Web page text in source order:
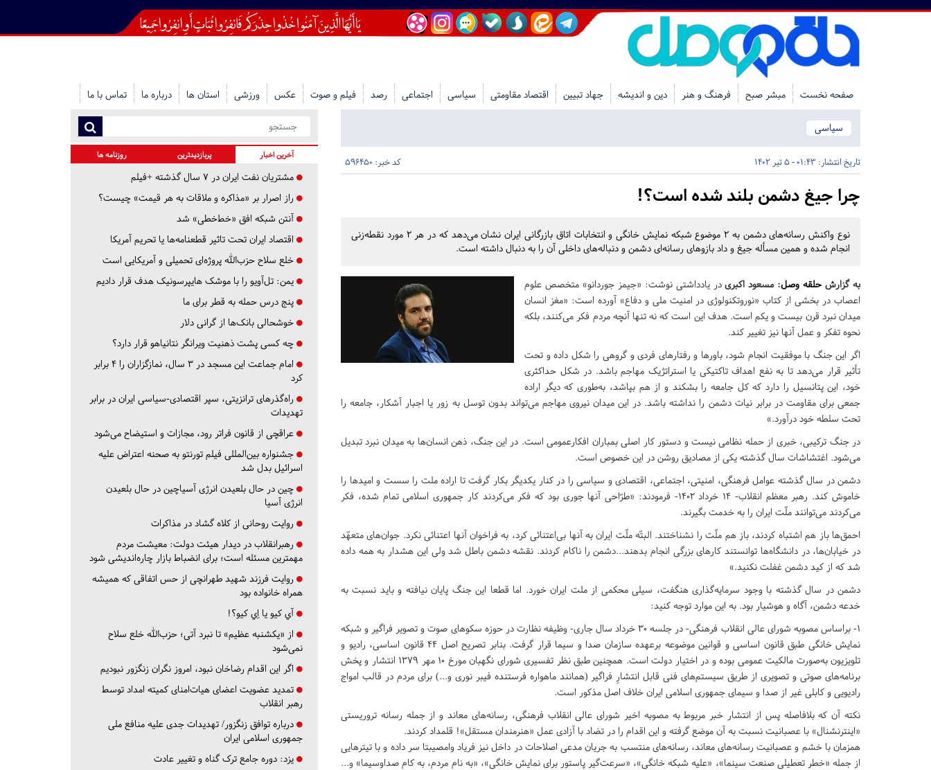
صفحه نخست مبشر صبح فرهنگ و هنر دین و اندیشه جهاد تبیین اقتصاد مقاومتی سیاسی اجتماعی رصد فیلم و صوت عکس ورزشی استان ها درباره ما تماس با ما
سیاسی
تاریخ انتشار: 01:43 - 5 تیر 1402 کد خبر: 596450
چرا جیغ دشمن بلند شده است؟!
نوع واکنش رسانه‌های دشمن به 2 موضوع شبکه نمایش خانگی و انتخابات اتاق بازرگانی ایران نشان می‌دهد که در هر 2 مورد نقطه‌زنی
انجام شده و همین مسأله جیغ و داد بازوهای رسانه‌ای دشمن و دنباله‌های داخلی آن را به دنبال داشته است.
به گزارش حلقه وصل: مسعود اکبریدر یادداشتی نوشت: «جیمز جوردانو» متخصص علوم
اعصاب در بخشی از کتاب «نوروتکنولوژی در امنیت ملی و دفاع» آورده است: «مغز انسان
میدان نبرد قرن بیست‌ و یکم است. هدف این است که نه تنها آنچه مردم فکر می‌کنند، بلکه
نحوه تفکر و عمل آنها نیز تغییر کند.
اگر این جنگ با موفقیت انجام شود، باورها و رفتارهای فردی و گروهی را شکل داده و تحت
تأثیر قرار می‌دهد تا به نفع اهداف تاکتیکی یا استراتژیک مهاجم باشد. در شکل حداکثری
خود، این پتانسیل را دارد که کل جامعه را بشکند و از هم بپاشد، به‌طوری که دیگر اراده
جمعی برای مقاومت در برابر نیات دشمن را نداشته باشد. در این میدان نیروی مهاجم می‌تواند بدون توسل به زور یا اجبار آشکار، جامعه را
تحت سلطه خود درآورد.»
در جنگ ترکیبی، خبری از حمله نظامی نیست و دستور کار اصلی بمباران افکارعمومی است. در این جنگ، ذهن انسان‌ها به میدان نبرد تبدیل
می‌شود. اغتشاشات سال گذشته یکی از مصادیق روشن در این خصوص است.
دشمن در سال گذشته عوامل فرهنگی، امنیتی، اجتماعی، اقتصادی و سیاسی را در کنار یکدیگر بکار گرفت تا اراده ملت را سست و امیدها را
خاموش کند. رهبر معظم انقلاب- 14 خرداد 1402- فرمودند: «طرّاحی آنها جوری بود که فکر می‌کردند کار جمهوری اسلامی تمام شده، فکر
می‌کردند می‌توانند ملّت ایران را به خدمت بگیرند.
احمق‌ها باز هم ‌اشتباه کردند، باز هم ملّت را نشناختند. البتّه ملّت ایران به آنها بی‌اعتنائی کرد، به فراخوان آنها اعتنائی نکرد. جوان‌های متعهّد
در خیابان‌ها، در دانشگاه‌ها توانستند کارهای بزرگی انجام بدهند...دشمن را ناکام کردند. نقشه‌ دشمن باطل شد ولی این هشدار به همه داده
شد که از کید دشمن غفلت نکنید.»
دشمن در سال گذشته با وجود سرمایه‌گذاری هنگفت، سیلی محکمی از ملت ایران خورد. اما قطعا این جنگ پایان نیافته و باید نسبت به
خدعه دشمن، آگاه و هوشیار بود. به این موارد توجه کنید:
1- براساس مصوبه شورای‌ عالی انقلاب فرهنگی- در جلسه 30 خرداد سال جاری- وظیفه نظارت در حوزه سکوهای صوت و تصویر فراگیر و شبکه
نمایش خانگی طبق قانون اساسی و قوانین موضوعه برعهده سازمان صدا و سیما قرار گرفت. بنابر تصریح اصل ۴۴ قانون اساسی، رادیو و
تلویزیون به‌صورت مالکیت عمومی بوده و در اختیار دولت است. همچنین طبق نظر تفسیری شورای نگهبان مورخ 10 مهر 1379 انتشار و پخش
برنامه‌های صوتی و تصویری از طریق سیستم‌های فنی قابل انتشارِ فراگیر (همانند ماهواره فرستنده فیبر نوری و...) برای مردم در قالب امواج
رادیویی و کابلی غیر از صدا و سیمای جمهوری اسلامی ایران خلاف اصل مذکور است.
نکته آن که بلافاصله پس از انتشار خبر مربوط به مصوبه اخیر شورای‌ عالی انقلاب فرهنگی، رسانه‌های معاند و از جمله رسانه تروریستی
«اینترنشنال» با عصبانیت نسبت به آن موضع گرفته و این اقدام را در تضاد با آزادی عمل «هنرمندان مستقل»! قلمداد کردند.
همزمان با خشم و عصبانیت رسانه‌های معاند، رسانه‌های منتسب به جریان مدعی اصلاحات در داخل نیز فریاد وامصیبتا سر داده و با تیترهایی
از جمله «خطر تعطیلی صنعت سینما»، «علیه شبکه خانگی»، «سرعت‌گیر پاستور برای نمایش خانگی»، «به نام مردم، به کام صداوسیما» و...
آخرین اخبار پربازدیدترین روزنامه ها
مشتریان نفت ایران در ۷ سال گذشته +فیلم
راز اصرار بر «مذاکره و ملاقات به هر قیمت» چیست؟
آنتن شبکه افق «خط‌خطی» شد
اقتصاد ایران تحت تاثیر قطعنامه‌ها یا تحریم‌ آمریکا
خلع سلاح حزب‌الله پروژه‌ای تحمیلی و آمریکایی است
یمن: تل‌آویو را با موشک هایپرسونیک هدف قرار دادیم
پنج درس‌ حمله به قطر برای ما
خوشحالی بانک‌ها از گرانی دلار
چه کسی پشت ذهنیت ویرانگر نتانیاهو قرار دارد؟
امام جماعت این مسجد در ۳ سال، نمازگزاران را ۴ برابر
کرد
راه‌گذرهای ترانزیتی، سپر اقتصادی-سیاسی ایران در برابر
تهدیدات
عراقچی از قانون فراتر رود، مجازات و استیضاح می‌شود
جشنواره بین‌المللی فیلم تورنتو به صحنه اعتراض علیه
اسرائیل بدل شد
چین در حال بلعیدن انرژی آسیاچین در حال بلعیدن
انرژی آسیا
روایت روحانی از کلاه گشاد در مذاکرات
رهبرانقلاب در دیدار هیئت دولت: معیشت مردم
مهمترین مسئله است؛ برای انضباط بازار چاره‌اندیشی شود
روایت فرزند شهید طهرانچی از حس اتفاقی که همیشه
همراه خانواده بود
آي كيو يا اِي كيو؟!
از «یکشنبه عظیم» تا نبرد آتی؛ حزب‌الله خلع سلاح
نمی‌شود
اگر این اقدام رضاخان نبود، امروز نگران زنگزور نبودیم
تمدید عضویت اعضای هیات‌امنای کمیته امداد توسط
رهبر انقلاب
درباره توافق زنگزور/ تهدیدات جدی علیه منافع ملی
جمهوری اسلامی ایران
یزد: دوره جامع ترک گناه و تغییر عادت